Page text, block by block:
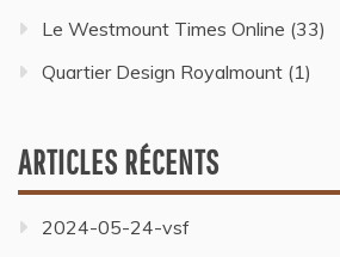
Le Westmount Times Online (33)
Quartier Design Royalmount (1)
ARTICLES RÉCENTS
2024-05-24-vsf